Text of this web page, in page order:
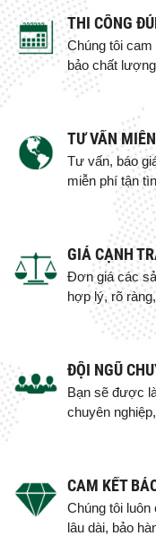
THI CÔNG
Chúng tôi cam
bảo chất
TƯ VẤN
Tư vấn, báo
miễn phí tận
GIÁ CẠNH
Đơn giá các
hợp lý, rõ
ĐỘI NGŨ
Bạn sẽ được
chuyên
CAM KẾT
Chúng tôi
lâu dài, bảo